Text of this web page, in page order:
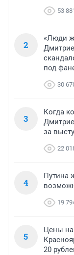
53
2
«Люди
под
30
3
Когда
за
22
4
Путина
19
5
Цены на
20